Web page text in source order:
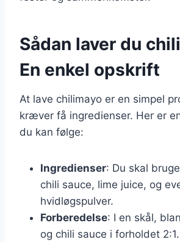
Sådan laver du
En enkel opskrift
At lave chilimayo er en simpel
kræver få ingredienser. Her er
du kan følge:
Ingredienser: Du skal
chili sauce, lime juice, og
hvidløgspulver.
Forberedelse: I en skål,
og chili sauce i forholdet